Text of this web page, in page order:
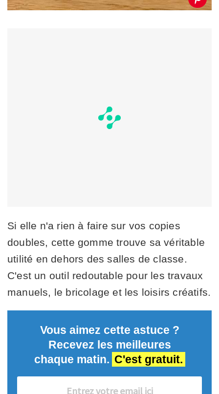
Si elle n'a rien à faire sur vos copies
doubles, cette gomme trouve sa véritable
utilité en dehors des salles de classe.
C'est un outil redoutable pour les travaux
manuels, le bricolage et les loisirs créatifs.
Vous aimez cette astuce ?
Recevez les meilleures
chaque matin. C'est gratuit.